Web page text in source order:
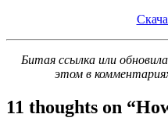
Битая ссылка или
этом в
11 thoughts on “